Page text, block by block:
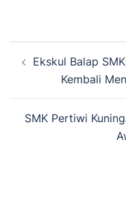
Navigasi
Tulisan
Ekskul Balap
Kembali
SMK Pertiwi